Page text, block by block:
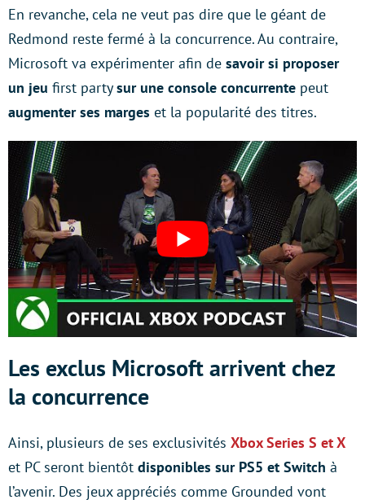
En revanche, cela ne veut pas dire que le géant de
Redmond reste fermé à la concurrence. Au contraire,
Microsoft va expérimenter afin de savoir si proposer
un jeu first partysur une console concurrente peut
augmenter ses marges et la popularité des titres.
Les exclus Microsoft arrivent chez
la concurrence
Ainsi, plusieurs de ses exclusivités Xbox Series S et X
et PC seront bientôt disponibles sur PS5 et Switch à
l’avenir. Des jeux appréciés comme Grounded vont